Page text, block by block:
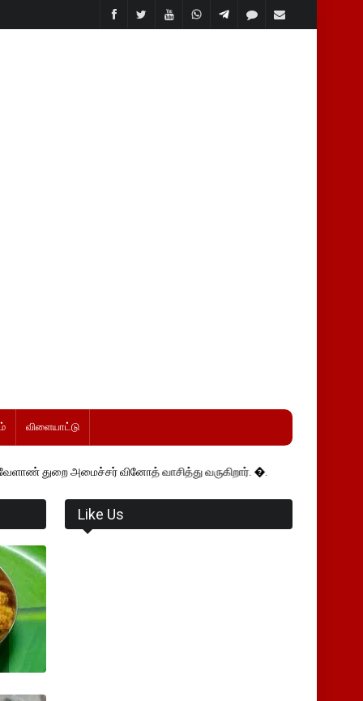
விளையாட்டு
வினோத் வாசித்து வருகிறார். �.
Like Us